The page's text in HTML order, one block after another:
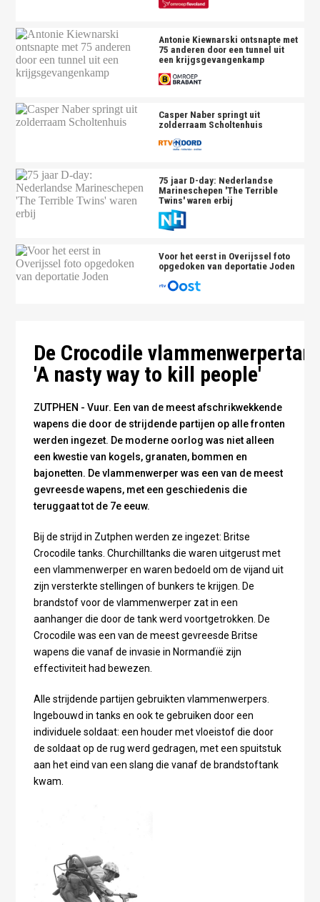
Antonie Kiewnarski ontsnapte met
75 anderen door een tunnel uit
een krijgsgevangenkamp
Casper Naber springt uit
zolderraam Scholtenhuis
75 jaar D-day: Nederlandse
Marineschepen 'The Terrible
Twins' waren erbij
Voor het eerst in Overijssel foto
opgedoken van deportatie Joden
De Crocodile
'A nasty way to kill people'
ZUTPHEN - Vuur. Een van de meest afschrikwekkende
wapens die door de strijdende partijen op alle fronten
werden ingezet. De moderne oorlog was niet alleen
een kwestie van kogels, granaten, bommen en
bajonetten. De vlammenwerper was een van de meest
gevreesde wapens, met een geschiedenis die
teruggaat tot de 7e eeuw.
Bij de strijd in Zutphen werden ze ingezet: Britse
Crocodile tanks. Churchilltanks die waren uitgerust met
een vlammenwerper en waren bedoeld om de vijand uit
zijn versterkte stellingen of bunkers te krijgen. De
brandstof voor de vlammenwerper zat in een
aanhanger die door de tank werd voortgetrokken. De
Crocodile was een van de meest gevreesde Britse
wapens die vanaf de invasie in Normandïë zijn
effectiviteit had bewezen.
Alle strijdende partijen gebruikten vlammenwerpers.
Ingebouwd in tanks en ook te gebruiken door een
individuele soldaat: een houder met vloeistof die door
de soldaat op de rug werd gedragen, met een spuitstuk
aan het eind van een slang die vanaf de brandstoftank
kwam.